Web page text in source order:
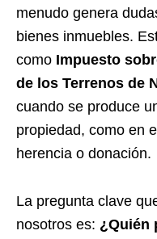
menudo genera
bienes inmuebles.
como Impuesto
de los Terrenos de
cuando se produce
propiedad, como en
herencia o donación.
La pregunta clave
nosotros es: ¿Quién